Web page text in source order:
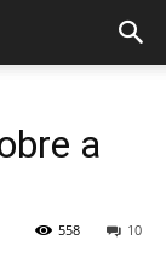
a
10
558